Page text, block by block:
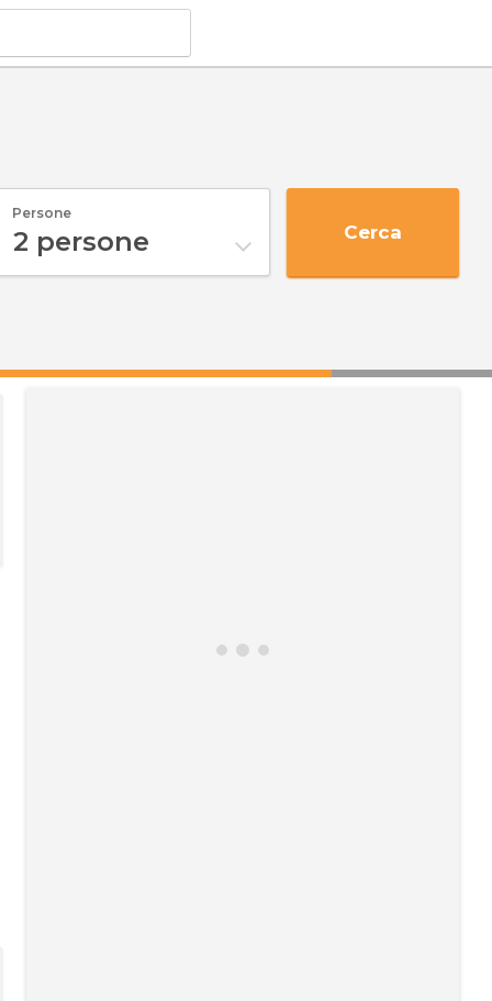
Persone
2 persone Cerca